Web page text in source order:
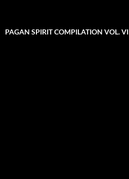
PAGAN SPIRIT COMPILATION VOL. VI